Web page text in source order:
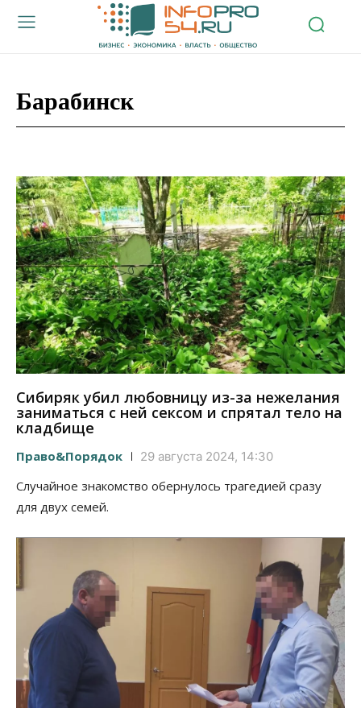
Барабинск
Сибиряк убил любовницу из-за нежелания
заниматься с ней сексом и спрятал тело на
кладбище
Право&Порядок 29 августа 2024, 14:30
Случайное знакомство обернулось трагедией сразу
для двух семей.